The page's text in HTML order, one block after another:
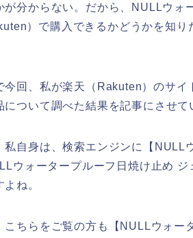
が分からない。だから、NULLウォ
）で購入できるかどうかを知
今回、私が楽天（Rakuten）のサ
について調べた結果を記事にさせて
私自身は、検索エンジンに【
ウォータープルーフ日焼け止め
よね。
こちらをご覧の方も【NULLウォ